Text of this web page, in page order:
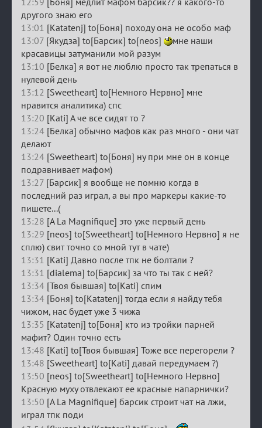
другого знаю его
13:01 [Katatenj] to[Боня] походу она не особо маф
13:07 [Якудза] to[Барсик] to[neos]
мне наши
красавицы затуманили мой разум
13:10 [Белка] я вот не люблю просто так трепаться в
нулевой день
13:12 [Sweetheart] to[Немного Нервно] мне
нравится аналитика) спс
13:20 [Kati] А че все сидят то ?
13:24 [Белка] обычно мафов как раз много - они чат
делают
13:24 [Sweetheart] to[Боня] ну при мне он в конце
подравнивает мафом)
13:27 [Барсик] я вообще не помню когда в
последний раз играл, а вы про маркеры какие-то
пишете...(
13:28 [A La Magnifique] это уже первый день
13:29 [neos] to[Sweetheart] to[Немного Нервно] я не
сплю) свит точно со мной тут в чате)
13:31 [Kati] Давно после тпк не болтали ?
13:31 [dialema] to[Барсик] за что ты так с ней?
13:34 [Твоя бывшая] to[Kati] спим
13:34 [Боня] to[Katatenj] тогда если я найду тебя
чижом, нас будет уже 3 чижа
13:35 [Katatenj] to[Боня] кто из тройки парней
мафит? Один точно есть
13:48 [Kati] to[Твоя бывшая] Тоже все перегорели ?
13:48 [Sweetheart] to[Kati] давай передумаем ?)
13:50 [neos] to[Sweetheart] to[Немного Нервно]
Красную муху отвлекают ее красные напарнички?
13:50 [A La Magnifique] барсик строит чат на лжи,
играл тпк поди